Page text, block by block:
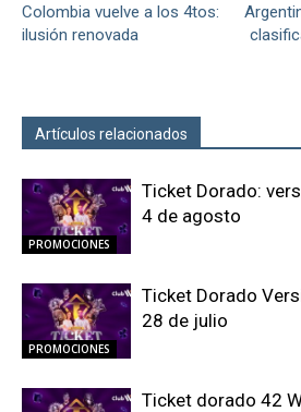
Colombia vuelve a los 4tos:
ilusión renovada
Artículos relacionados
PROMOCIONES
Ticket Dorado:
4 de agosto
PROMOCIONES
Ticket Dorado
28 de julio
Ticket dorado 42